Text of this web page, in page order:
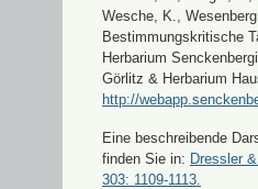
Wesche, K.,
Bestimmungskritische
Herbarium
Görlitz & Herbarium
http://
Eine beschreibende
finden Sie in: Dressler
303: 1109-1113.